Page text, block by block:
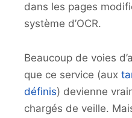
dans les pages
système d’OCR.
Beaucoup de voies
que ce service (aux
définis) devienne
chargés de veille.